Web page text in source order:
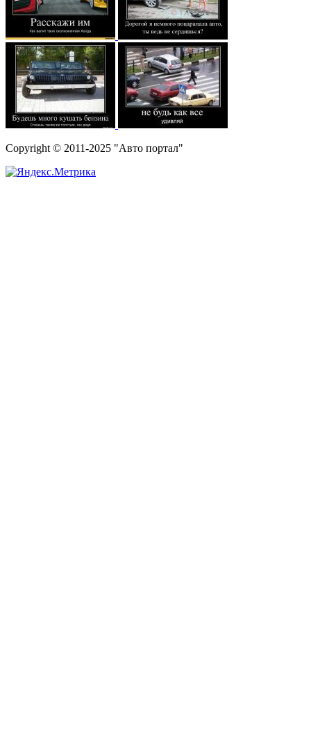
Copyright © 2011-2025 "Авто портал"